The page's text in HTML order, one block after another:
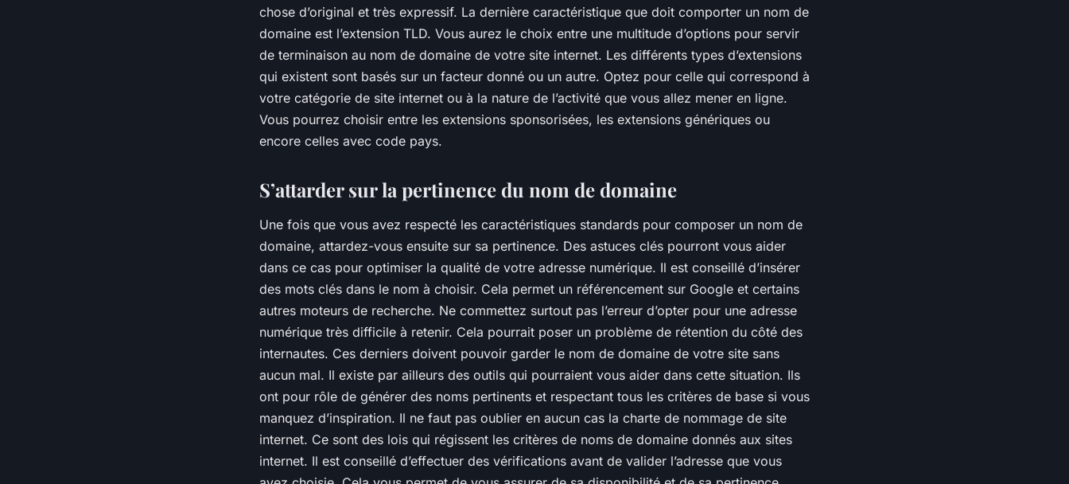
chose d’original et très expressif. La dernière caractéristique que doit comporter un nom de
domaine est l’extension TLD. Vous aurez le choix entre une multitude d’options pour servir
de terminaison au nom de domaine de votre site internet. Les différents types d’extensions
qui existent sont basés sur un facteur donné ou un autre. Optez pour celle qui correspond à
votre catégorie de site internet ou à la nature de l’activité que vous allez mener en ligne.
Vous pourrez choisir entre les extensions sponsorisées, les extensions génériques ou
encore celles avec code pays.
S’attarder sur la pertinence du nom de domaine
Une fois que vous avez respecté les caractéristiques standards pour composer un nom de
domaine, attardez-vous ensuite sur sa pertinence. Des astuces clés pourront vous aider
dans ce cas pour optimiser la qualité de votre adresse numérique. Il est conseillé d’insérer
des mots clés dans le nom à choisir. Cela permet un référencement sur Google et certains
autres moteurs de recherche. Ne commettez surtout pas l’erreur d’opter pour une adresse
numérique très difficile à retenir. Cela pourrait poser un problème de rétention du côté des
internautes. Ces derniers doivent pouvoir garder le nom de domaine de votre site sans
aucun mal. Il existe par ailleurs des outils qui pourraient vous aider dans cette situation. Ils
ont pour rôle de générer des noms pertinents et respectant tous les critères de base si vous
manquez d’inspiration. Il ne faut pas oublier en aucun cas la charte de nommage de site
internet. Ce sont des lois qui régissent les critères de noms de domaine donnés aux sites
internet. Il est conseillé d’effectuer des vérifications avant de valider l’adresse que vous